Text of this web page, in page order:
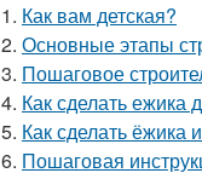
1. Как вам детская?
2. Основные этапы
3. Пошаговое
4. Как сделать ежика
5. Как сделать ёжика
6. Пошаговая